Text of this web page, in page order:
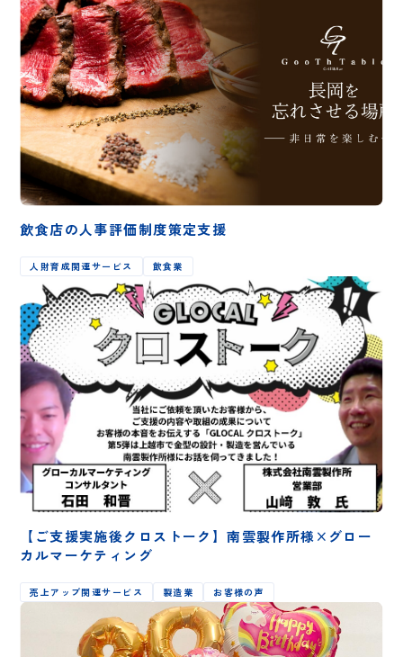
飲食店の人事評価制度策定支援
人財育成関連サービス 飲食業
【ご支援実施後クロストーク】南雲製作所様×グロー
カルマーケティング
売上アップ関連サービス 製造業 お客様の声